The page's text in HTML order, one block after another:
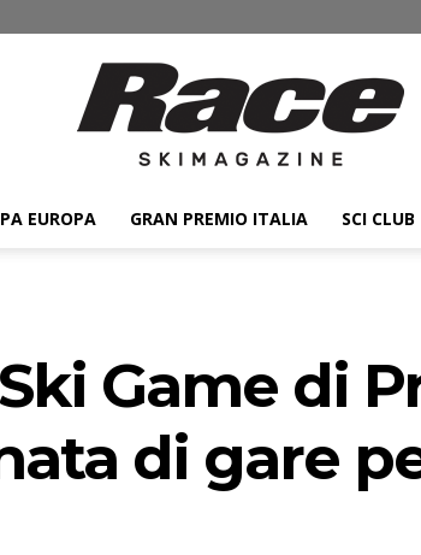
ski
EUROPA GRAN PREMIO ITALIA SCI CLUB
Game di
di gare